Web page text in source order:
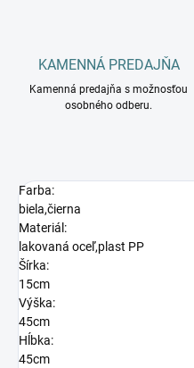
KAMENNÁ PREDAJŇA
Kamenná predajňa s možnosťou
osobného odberu.
Farba:
biela,čierna
Materiál:
lakovaná oceľ,plast PP
Šírka:
15cm
Výška:
45cm
Hĺbka:
45cm